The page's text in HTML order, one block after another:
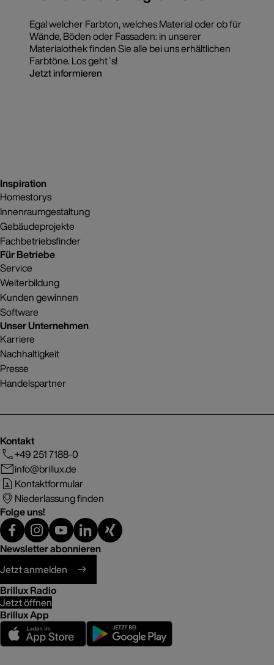
Egal welcher Farbton, welches Material oder ob für
Wände, Böden oder Fassaden: in unserer
Materialothek finden Sie alle bei uns erhältlichen
Farbtöne. Los geht`s!
Jetzt informieren
Inspiration
Homestorys
Innenraumgestaltung
Gebäudeprojekte
Fachbetriebsfinder
Für Betriebe
Service
Weiterbildung
Kunden gewinnen
Software
Unser Unternehmen
Karriere
Nachhaltigkeit
Presse
Handelspartner
Kontakt
+49 251 7188-0
info@brillux.de
Kontaktformular
Niederlassung finden
Folge uns!
Newsletter abonnieren
Jetzt anmelden
Brillux Radio
Jetzt öffnen
Brillux App